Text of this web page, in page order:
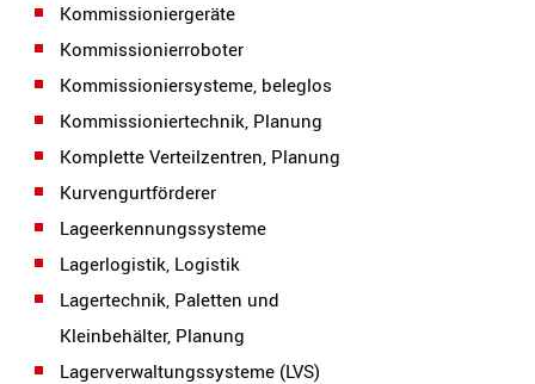
Kommissioniergeräte
Kommissionierroboter
Kommissioniersysteme, beleglos
Kommissioniertechnik, Planung
Komplette Verteilzentren, Planung
Kurvengurtförderer
Lageerkennungssysteme
Lagerlogistik, Logistik
Lagertechnik, Paletten und
Kleinbehälter, Planung
Lagerverwaltungssysteme (LVS)